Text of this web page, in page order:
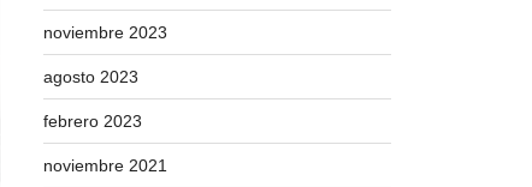
noviembre 2023
agosto 2023
febrero 2023
noviembre 2021